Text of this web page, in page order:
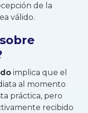
de la
válido.
implica que el
al momento
práctica, pero
recibido